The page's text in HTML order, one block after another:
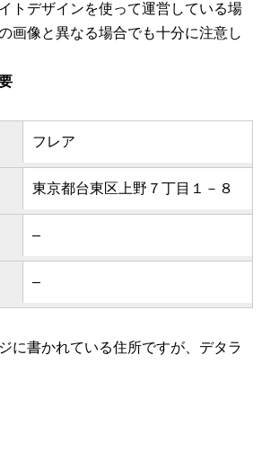
トデザインを使って運営している場
画像と異なる場合でも十分に注意し
フレア
東京都台東区上野７丁目１－８
–
–
に書かれている住所ですが、デタラ